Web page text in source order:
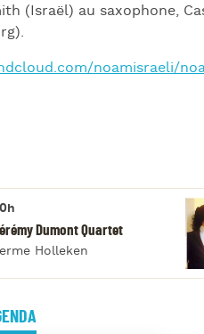
(Israël) au saxophone,
noamisraeli/
Dumont Quartet
Holleken